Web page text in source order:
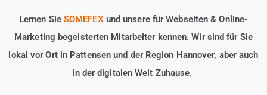
Lernen Sie SOMEFEX und unsere für Webseiten & Online-
Marketing begeisterten Mitarbeiter kennen. Wir sind für Sie
lokal vor Ort in Pattensen und der Region Hannover, aber auch
in der digitalen Welt Zuhause.